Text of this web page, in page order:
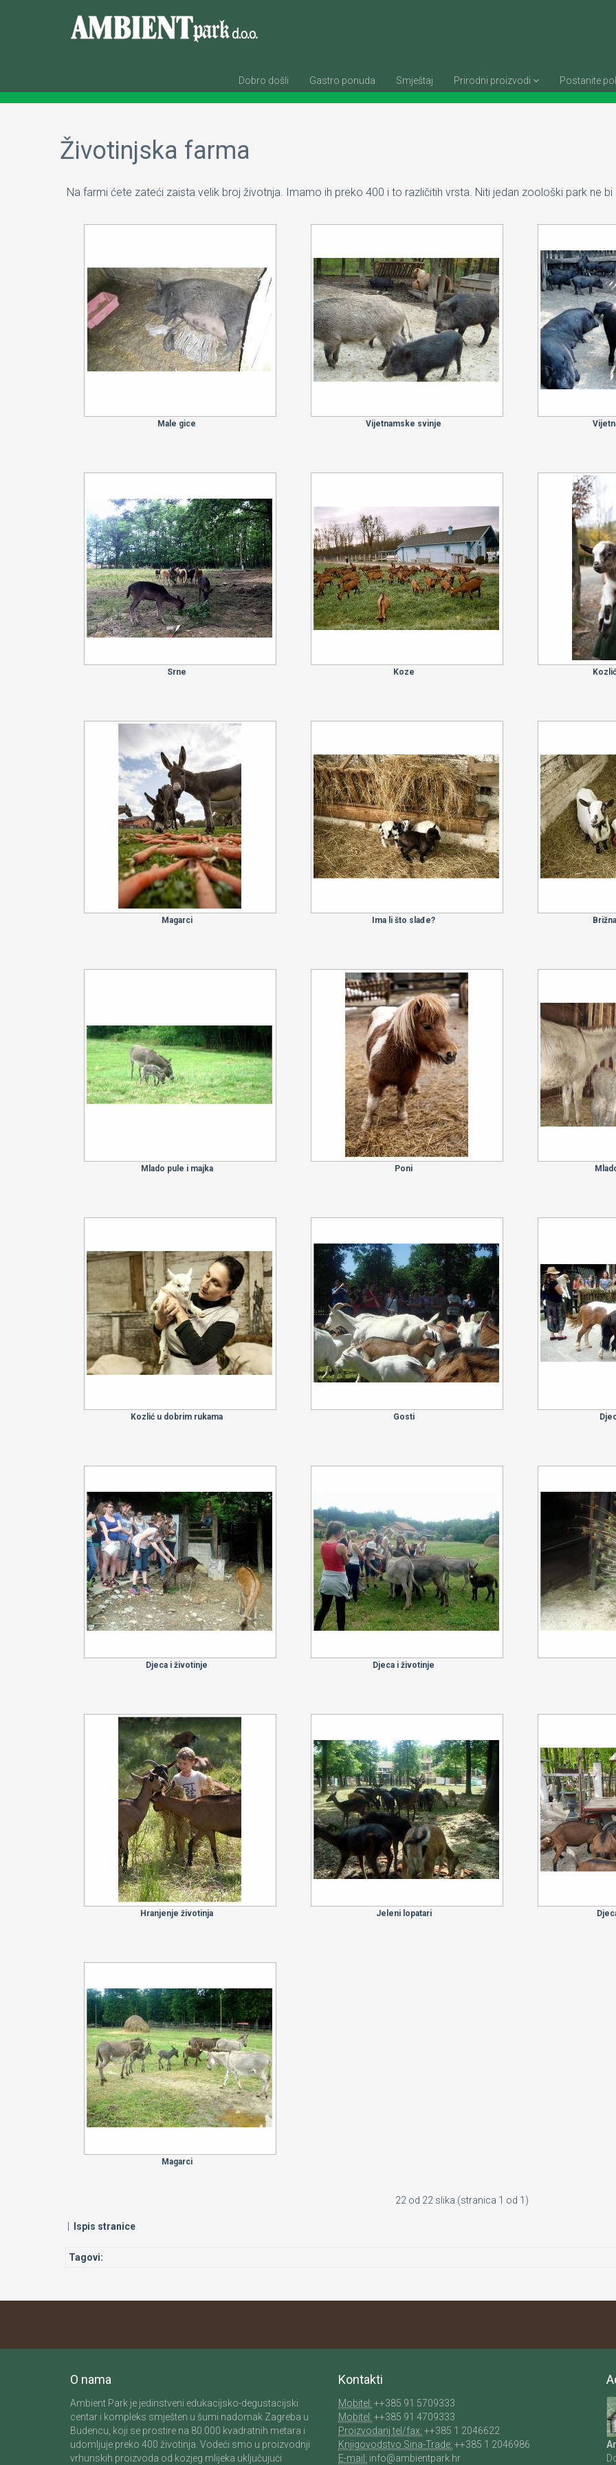
Dobro došli Gastro ponuda Smještaj Prirodni proizvodi Postanite
Životinjska farma
Na farmi ćete zateći zaista velik broj životnja. Imamo ih preko 400 i to različitih vrsta. Niti jedan zoološki park ne
Male gice Vijetnamske svinje
Srne Koze
Magarci Ima li što slađe?
Mlado pule i majka Poni
Kozlić u dobrim rukama Gosti
Djeca i životinje Djeca i životinje
Hranjenje životinja Jeleni lopatari
Magarci
22 od 22 slika (stranica 1 od 1)
Ispis stranice
Tagovi:
O nama
Ambient Park je jedinstveni edukacijsko-degustacijski
centar i kompleks smješten u šumi nadomak Zagreba u
Budencu, koji se prostire na 80.000 kvadratnih metara i
udomljuje preko 400 životinja. Vodeći smo u proizvodnji
vrhunskih proizvoda od kozjeg mlijeka uključujući
Kontakti
Mobitel: ++385 91 5709333
Mobitel: ++385 91 4709333
Proizvodanj tel/fax: ++385 1 2046622
Knjigovodstvo Sina-Trade: ++385 1 2046986
E-mail: info@ambientpark.hr